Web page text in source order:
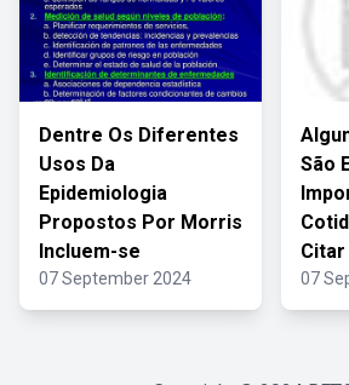
Dentre Os Diferentes
Usos Da
Epidemiologia
Propostos Por Morris
Incluem-se
07 September 2024
São
Citar
07